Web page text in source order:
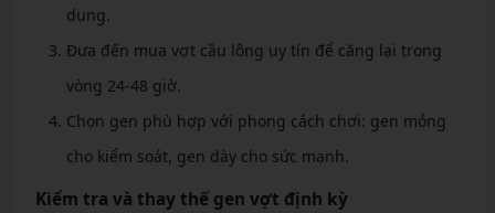
dụng.
Đưa đến mua vợt cầu lông uy tín để căng lại trong
vòng 24-48 giờ.
Chọn gen phù hợp với phong cách chơi: gen mỏng
cho kiểm soát, gen dày cho sức mạnh.
Kiểm tra và thay thế gen vợt định kỳ